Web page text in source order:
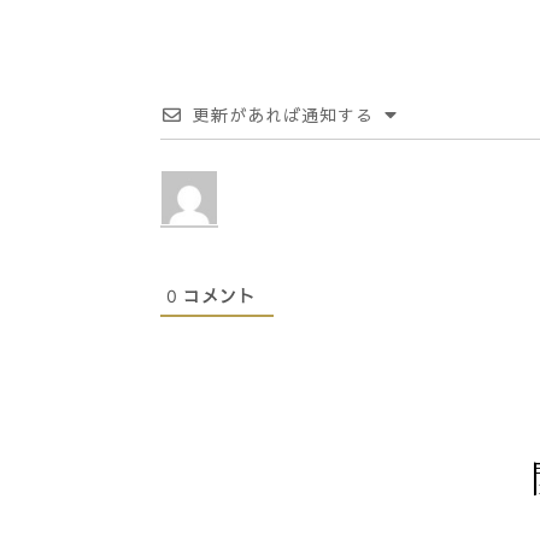
更新があれば通知する
0 コメント